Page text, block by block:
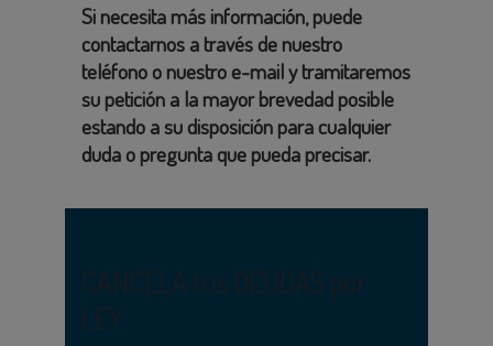
Si necesita más información, puede
contactarnos a través de nuestro
teléfono o nuestro e-mail y tramitaremos
su petición a la mayor brevedad posible
estando a su disposición para cualquier
duda o pregunta que pueda precisar.
CANCELA tus DEUDAS por
LEY